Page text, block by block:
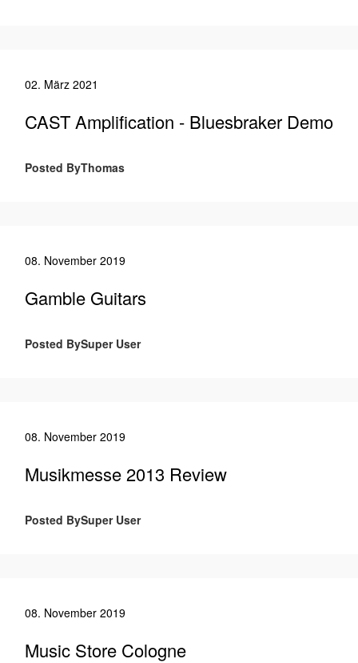
02. März 2021
CAST Amplification - Bluesbraker Demo
Posted ByThomas
08. November 2019
Gamble Guitars
Posted BySuper User
08. November 2019
Musikmesse 2013 Review
Posted BySuper User
08. November 2019
Music Store Cologne